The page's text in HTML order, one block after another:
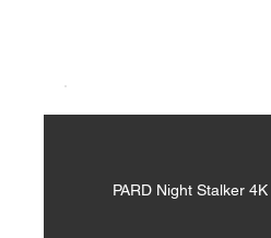
PARD Night Stalker 4K